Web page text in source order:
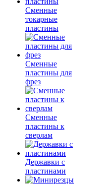
Сменные
токарные
пластины
Сменные
пластины для
фрез
Сменные
пластины к
сверлам
Державки с
пластинами